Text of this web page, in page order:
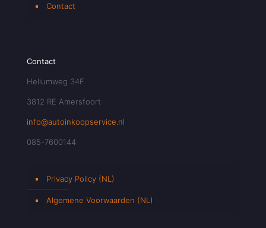
Contact
Contact
Heliumweg 34F
3812 RE Amersfoort
info@autoinkoopservice.nl
085-7600144
Privacy Policy (NL)
Algemene Voorwaarden (NL)